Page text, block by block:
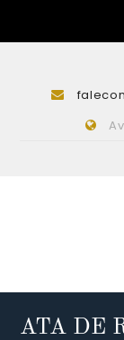
content
ATA DE